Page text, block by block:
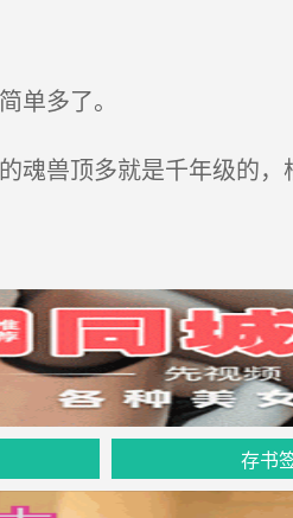
多了。
兽顶多就是千年级的
存书